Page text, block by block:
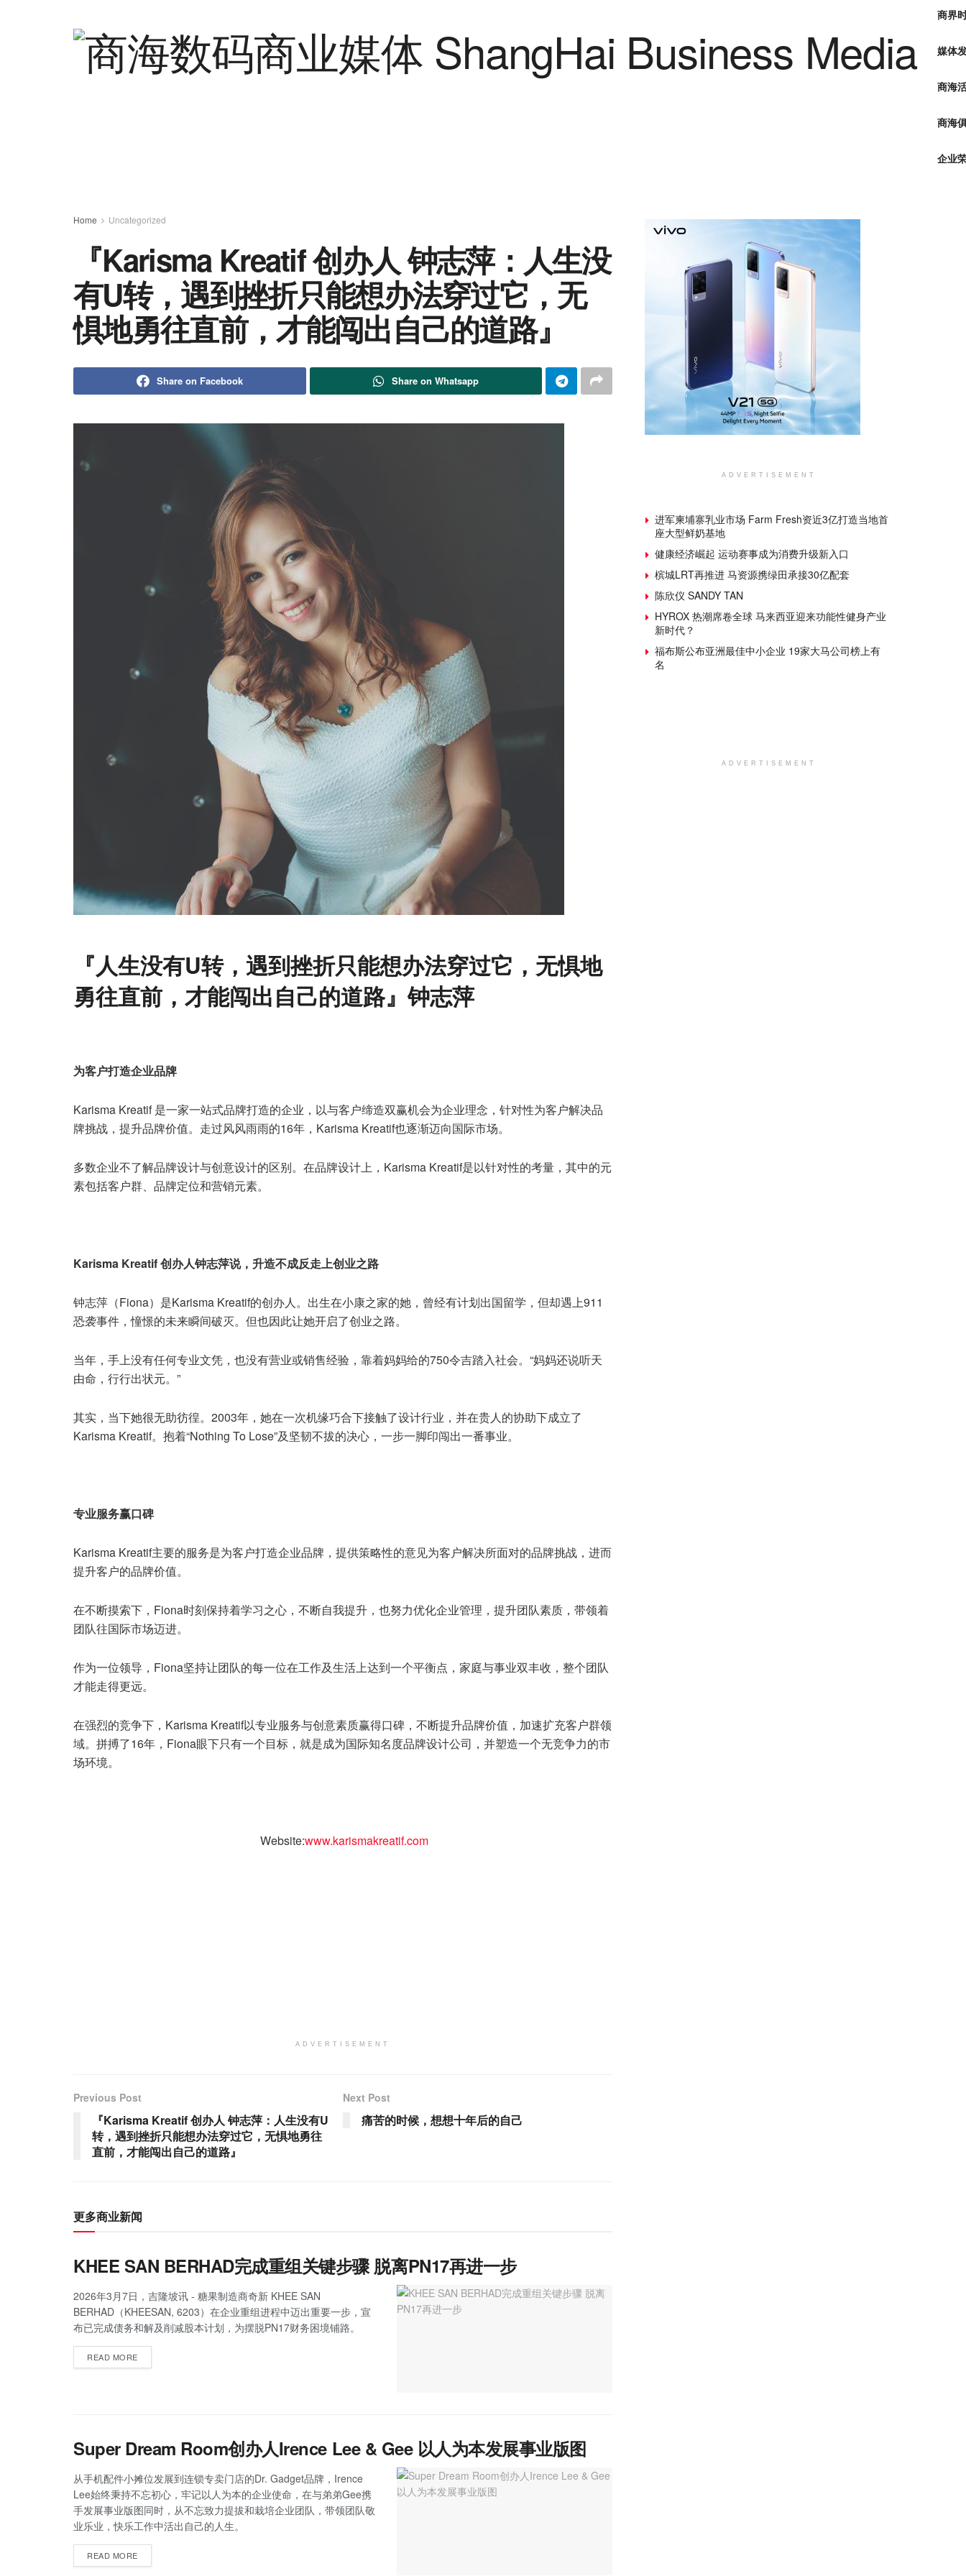
商界
媒体
商海
商海
企业
Home Uncategorized
『Karisma Kreatif 创办人 钟志萍：人生没
有U转，遇到挫折只能想办法穿过它，无
惧地勇往直前，才能闯出自己的道路』
Share on Facebook Share on Whatsapp
『人生没有U转，遇到挫折只能想办法穿过它，无惧地
勇往直前，才能闯出自己的道路』钟志萍
为客户打造企业品牌
Karisma Kreatif 是一家一站式品牌打造的企业，以与客户缔造双赢机会为企业理念，针对性为客户解决品
牌挑战，提升品牌价值。走过风风雨雨的16年，Karisma Kreatif也逐渐迈向国际市场。
多数企业不了解品牌设计与创意设计的区别。在品牌设计上，Karisma Kreatif是以针对性的考量，其中的元
素包括客户群、品牌定位和营销元素。
Karisma Kreatif创办人钟志萍说， 升造不成反走上创业之路
钟志萍（Fiona）是Karisma Kreatif的创办人。出生在小康之家的她，曾经有计划出国留学，但却遇上911
恐袭事件，憧憬的未来瞬间破灭。但也因此让她开启了创业之路。
当年，手上没有任何专业文凭，也没有营业或销售经验，靠着妈妈给的750令吉踏入社会。“妈妈还说听天
由命，行行出状元。”
其实，当下她很无助彷徨。2003年，她在一次机缘巧合下接触了设计行业，并在贵人的协助下成立了
Karisma Kreatif。抱着“Nothing To Lose”及坚韧不拔的决心，一步一脚印闯出一番事业。
专业服务赢口碑
Karisma Kreatif主要的服务是为客户打造企业品牌，提供策略性的意见为客户解决所面对的品牌挑战，进而
提升客户的品牌价值。
在不断摸索下，Fiona时刻保持着学习之心，不断自我提升，也努力优化企业管理，提升团队素质，带领着
团队往国际市场迈进。
作为一位领导，Fiona坚持让团队的每一位在工作及生活上达到一个平衡点，家庭与事业双丰收，整个团队
才能走得更远。
在强烈的竞争下，Karisma Kreatif以专业服务与创意素质赢得口碑，不断提升品牌价值，加速扩充客户群领
域。拼搏了16年，Fiona眼下只有一个目标，就是成为国际知名度品牌设计公司，并塑造一个无竞争力的市
场环境。
Website:www.karismakreatif.com
ADVERTISEMENT
Previous Post
『Karisma Kreatif 创办人 钟志萍：人生没有U
转，遇到挫折只能想办法穿过它，无惧地勇往
直前，才能闯出自己的道路』
Next Post
痛苦的时候，想想十年后的自己
更多商业新闻
KHEE SAN BERHAD完成重组关键步骤 脱离PN17再进一步
2026年3月7日，吉隆坡讯 - 糖果制造商奇新 KHEE SAN
BERHAD（KHEESAN, 6203）在企业重组进程中迈出重要一步，宣
布已完成债务和解及削减股本计划，为摆脱PN17财务困境铺路。
READ MORE
Super Dream Room创办人Irence Lee & Gee 以人为本发展事业版图
从手机配件小摊位发展到连锁专卖门店的Dr. Gadget品牌，Irence
Lee始终秉持不忘初心，牢记以人为本的企业使命，在与弟弟Gee携
手发展事业版图同时，从不忘致力提拔和栽培企业团队，带领团队敬
业乐业，快乐工作中活出自己的人生。
READ MORE
ADVERTISEMENT
进军柬埔寨乳业市场 Farm Fresh资近3亿打造当地首
座大型鲜奶基地
健康经济崛起 运动赛事成为消费升级新入口
槟城LRT再推进 马资源携绿田承接30亿配套
陈欣仪 SANDY TAN
HYROX 热潮席卷全球 马来西亚迎来功能性健身产业
新时代？
福布斯公布亚洲最佳中小企业 19家大马公司榜上有
名
ADVERTISEMENT